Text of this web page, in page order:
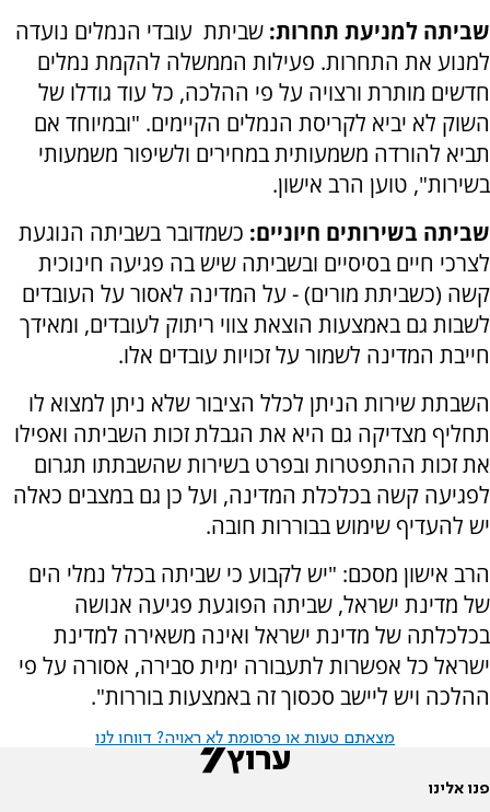
שביתה למניעת תחרות: שביתת עובדי הנמלים נועדה
למנוע את התחרות. פעילות הממשלה להקמת נמלים
חדשים מותרת ורצויה על פי ההלכה, כל עוד גודלו של
השוק לא יביא לקריסת הנמלים הקיימים. "ובמיוחד אם
תביא להורדה משמעותית במחירים ולשיפור משמעותי
בשירות", טוען הרב אישון.
שביתה בשירותים חיוניים: כשמדובר בשביתה הנוגעת
לצרכי חיים בסיסיים ובשביתה שיש בה פגיעה חינוכית
קשה (כשביתת מורים) - על המדינה לאסור על העובדים
לשבות גם באמצעות הוצאת צווי ריתוק לעובדים, ומאידך
חייבת המדינה לשמור על זכויות עובדים אלו.
השבתת שירות הניתן לכלל הציבור שלא ניתן למצוא לו
תחליף מצדיקה גם היא את הגבלת זכות השביתה ואפילו
את זכות ההתפטרות ובפרט בשירות שהשבתתו תגרום
לפגיעה קשה בכלכלת המדינה, ועל כן גם במצבים כאלה
יש להעדיף שימוש בבוררות חובה.
הרב אישון מסכם: "יש לקבוע כי שביתה בכלל נמלי הים
של מדינת ישראל, שביתה הפוגעת פגיעה אנושה
בכלכלתה של מדינת ישראל ואינה משאירה למדינת
ישראל כל אפשרות לתעבורה ימית סבירה, אסורה על פי
ההלכה ויש ליישב סכסוך זה באמצעות בוררות".
מצאתם טעות או פרסומת לא ראויה? דווחו לנו
פנו אלינו